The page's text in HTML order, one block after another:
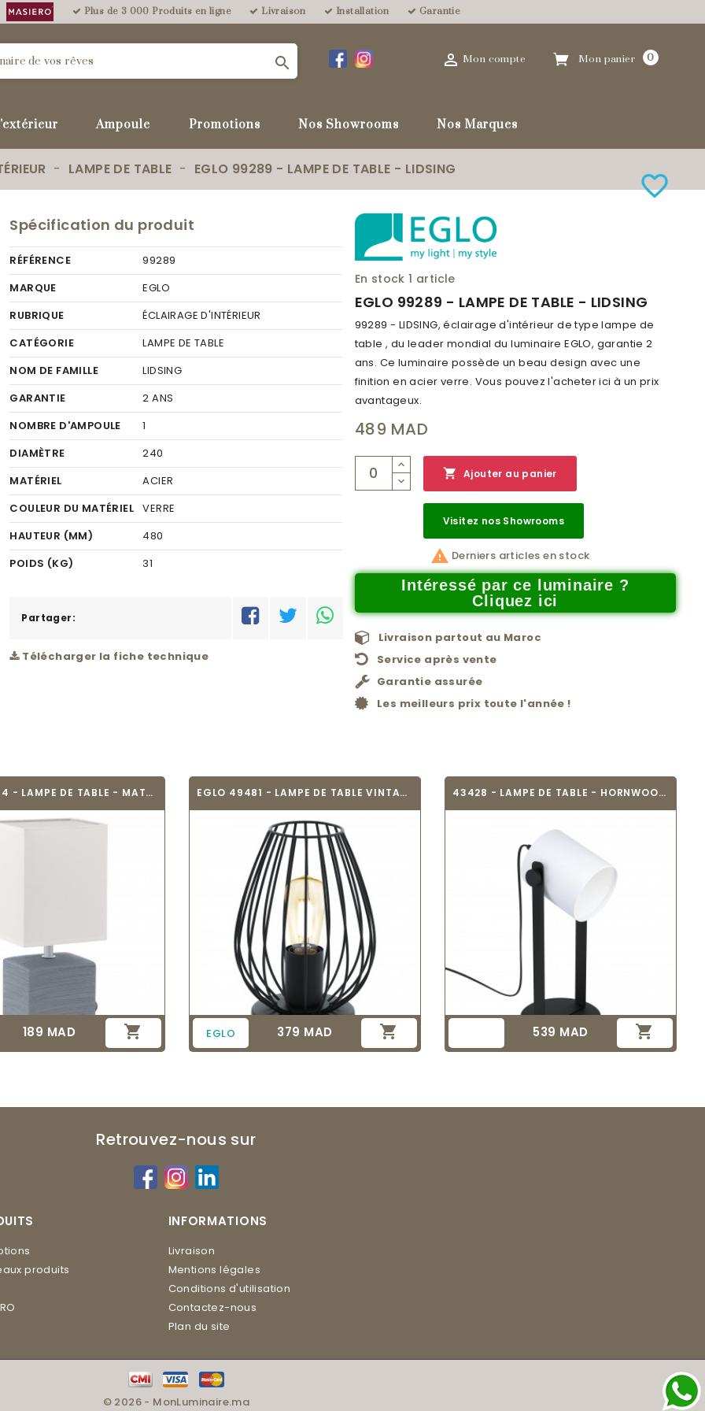
Plus de 3 000 Produits en ligne Livraison Installation Garantie
Mon panier 0
 Mon compte

Ampoule Promotions Nos Showrooms Nos Marques
LAMPE DE TABLE EGLO 99289 - LAMPE DE TABLE - LIDSING
Spécification du produit
RÉFÉRENCE
99289
MARQUE
EGLO
RUBRIQUE
ÉCLAIRAGE D'INTÉRIEUR
CATÉGORIE
LAMPE DE TABLE
NOM DE FAMILLE
LIDSING
GARANTIE
2 ANS
NOMBRE D'AMPOULE
1
DIAMÈTRE
240
MATÉRIEL
ACIER
COULEUR DU MATÉRIEL VERRE
HAUTEUR (MM)
480
POIDS (KG)
31
Partager:
Télécharger la fiche technique
En stock 1 article
EGLO 99289 - LAMPE DE TABLE - LIDSING
99289 - LIDSING, éclairage d'intérieur de type lampe de
table , du leader mondial du luminaire EGLO, garantie 2
ans. Ce luminaire possède un beau design avec une
finition en acier verre. Vous pouvez l'acheter ici à un prix
avantageux.
favorite_border
489 MAD
 Ajouter au panier
Visitez nos Showrooms
 Derniers articles en stock
Intéressé par ce luminaire ?
Cliquez ici
Livraison partout au Maroc
Service après vente
Garantie assurée
Les meilleurs prix toute l'année !
EGLO 93044 - LAMPE DE TABLE - MATARO
Prix
189 MAD 
EGLO 49481 - LAMPE DE TABLE VINTAGE -...
EGLO Prix
379 MAD 
43428 - LAMPE DE TABLE - HORNWOOD 1
Prix
539 MAD 
Retrouvez-nous sur
produits
INFORMATIONS
Livraison
Mentions légales
Conditions d'utilisation
Contactez-nous
Plan du site
© 2026 - MonLuminaire.ma